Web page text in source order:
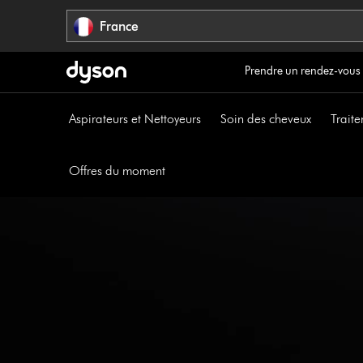
France
Prendre un rendez-vous
Aspirateurs et Nettoyeurs Soin des cheveux
Offres du moment